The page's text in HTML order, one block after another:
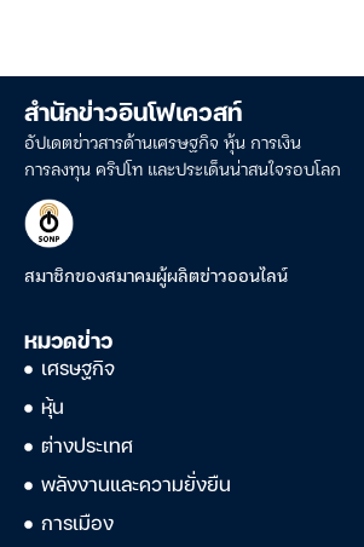
สำนักข่าวอินโฟเควสท์
อัปเดตข่าวสารด้านเศรษฐกิจ หุ้น การเงิน
การลงทุน คริปโท และประเด็นน่าสนใจรอบโลก
สมาชิกของสมาคมผู้ผลิตข่าวออนไลน์
หมวดข่าว
เศรษฐกิจ
หุ้น
ต่างประเทศ
พลังงานและความยั่งยืน
การเมือง